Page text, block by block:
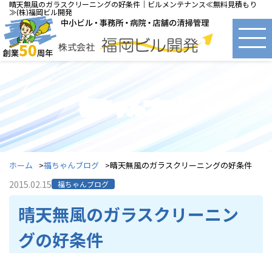
晴天無風のガラスクリーニングの好条件｜ビルメンテナンス≪無料見積もり
≫(株)福岡ビル開発
福ちゃんブログ
ホーム 福ちゃんブログ 晴天無風のガラスクリーニングの好条件
2015.02.15 福ちゃんブログ
晴天無風のガラスクリーニン
グの好条件